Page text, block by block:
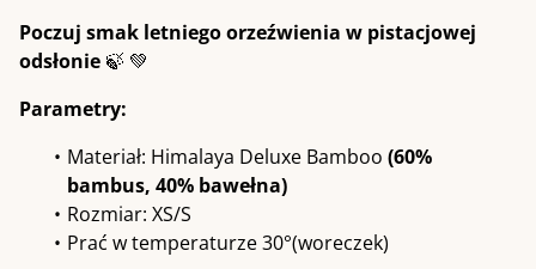
Poczuj smak letniego orzeźwienia w pistacjowej
odsłonie 🍃 💚
Parametry:
Materiał: Himalaya Deluxe Bamboo (60%
bambus, 40% bawełna)
Rozmiar: XS/S
Prać w temperaturze 30°(woreczek)